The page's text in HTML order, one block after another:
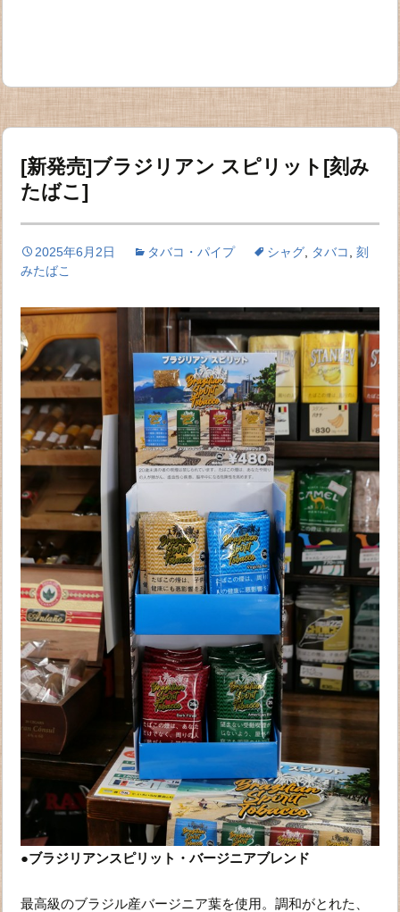
[新発売]ブラジリアン スピリット[刻み
たばこ]
2025年6月2日 タバコ・パイプ シャグ, タバコ, 刻
みたばこ
●ブラジリアンスピリット・バージニアブレンド
最高級のブラジル産バージニア葉を使用。調和がとれた、